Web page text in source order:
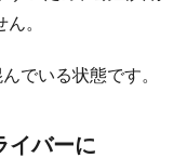
。
でいる状態です。
イバーに